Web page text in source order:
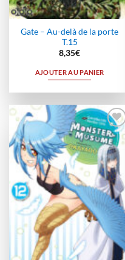
Gate – Au-delà de la porte
T.15
8,35€
AJOUTER AU PANIER
Ajouter
à la
wishlist